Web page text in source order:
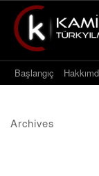
Main
Skip to content
Başlangıç
Archives